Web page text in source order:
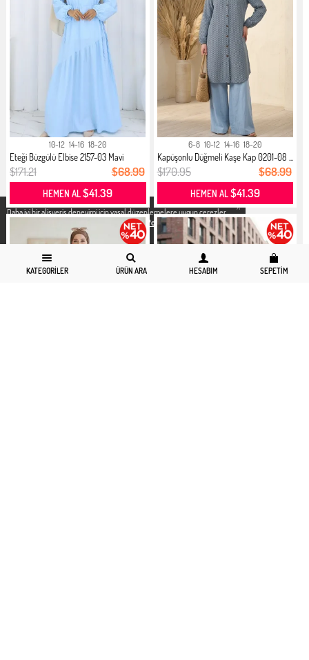
X
Daha iyi bir alisveris deneyimi icin yasal düzenlemelere uygun çerezler
Gizlilik ve Çerez Politikası sayfamızdan
KATEGORILER ÜRÜN ARA HESABIM SEPETIM
10-12 14-16 18-20
Eteği Büzgülü Elbise 2157-03 Mavi
$171.21 $68.99
HEMEN AL$41.39
6-8 10-12 14-16 18-20
Kapüşonlu Düğmeli Kaşe Kap 0201-08 ...
$170.95 $68.99
HEMEN AL$41.39